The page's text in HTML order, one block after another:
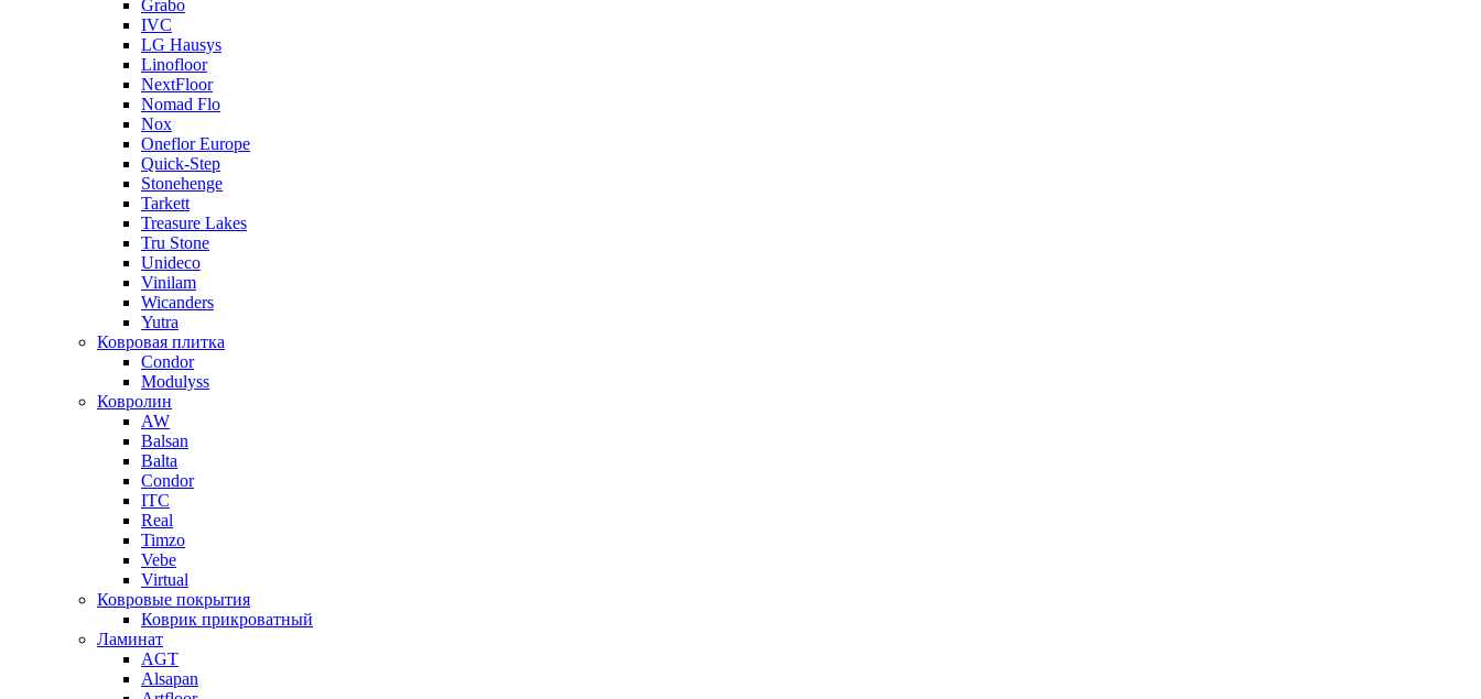
Grabo
IVC
LG Hausys
Linofloor
NextFloor
Nomad Flo
Nox
Oneflor Europe
Quick-Step
Stonehenge
Tarkett
Treasure Lakes
Tru Stone
Unideco
Vinilam
Wicanders
Yutra
Ковровая плитка
Condor
Modulyss
Ковролин
AW
Balsan
Balta
Condor
ITC
Real
Timzo
Vebe
Virtual
Ковровые покрытия
Коврик прикроватный
Ламинат
AGT
Alsapan